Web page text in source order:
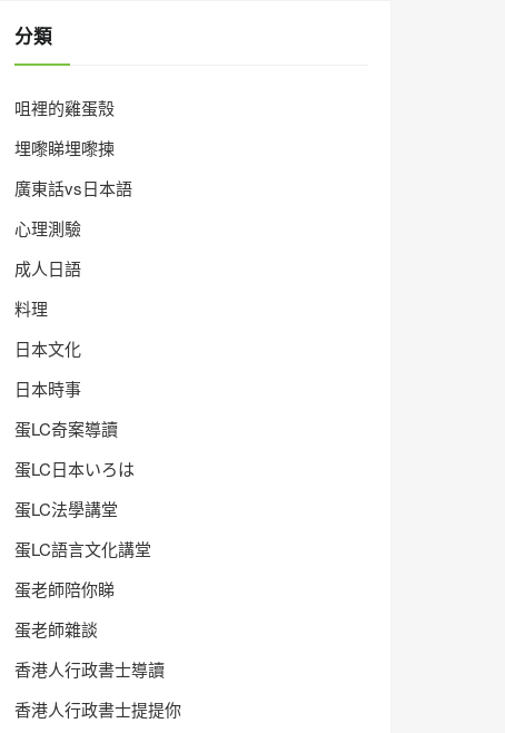
分類
咀裡的雞蛋殼
埋嚟睇埋嚟揀
廣東話vs日本語
心理測驗
成人日語
料理
日本文化
日本時事
蛋LC奇案導讀
蛋LC日本いろは
蛋LC法學講堂
蛋LC語言文化講堂
蛋老師陪你睇
蛋老師雜談
香港人行政書士導讀
香港人行政書士提提你